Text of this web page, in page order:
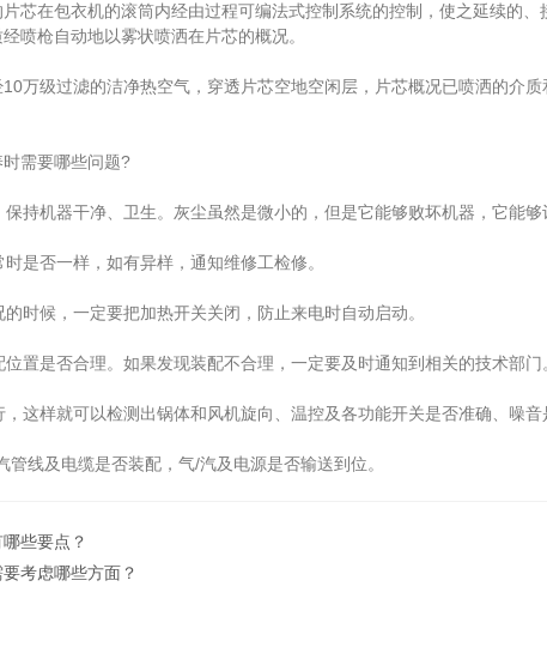
在包衣机的滚筒内经由过程可编法式控制系统的控制，使之延续的
喷枪自动地以雾状喷洒在片芯的概况。
级过滤的洁净热空气，穿透片芯空地空闲层，片芯概况已喷洒的介
需要哪些问题?
机器干净、卫生。灰尘虽然是微小的，但是它能够败坏机器，它能够
否一样，如有异样，通知维修工检修。
候，一定要把加热开关关闭，防止来电时自动启动。
是否合理。如果发现装配不合理，一定要及时通知到相关的技术部门
样就可以检测出锅体和风机旋向、温控及各功能开关是否准确、噪音
线及电缆是否装配，气/汽及电源是否输送到位。
些要点？
考虑哪些方面？